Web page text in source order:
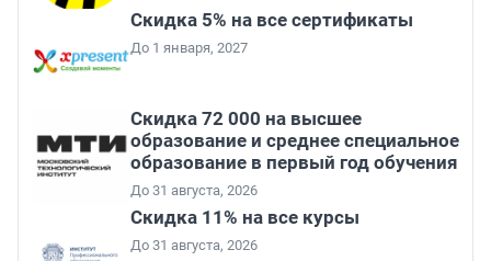
Скидка 5% на все сертификаты
До 1 января, 2027
Скидка 72 000 на высшее
образование и среднее специальное
образование в первый год обучения
До 31 августа, 2026
Скидка 11% на все курсы
До 31 августа, 2026